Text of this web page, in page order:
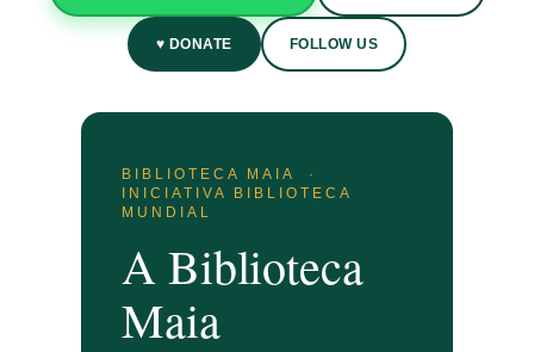
♥ DONATE FOLLOW US
BIBLIOTECA MAIA ·
INICIATIVA BIBLIOTECA
MUNDIAL
A Biblioteca
Maia